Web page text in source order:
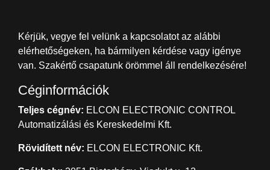
Kérjük, vegye fel velünk a kapcsolatot az alábbi
elérhetőségeken, ha bármilyen kérdése vagy igénye
van. Szakértő csapatunk örömmel áll rendelkezésére!
Céginformációk
Teljes cégnév: ELCON ELECTRONIC CONTROL
Automatizálási és Kereskedelmi Kft.
Rövidített név: ELCON ELECTRONIC Kft.